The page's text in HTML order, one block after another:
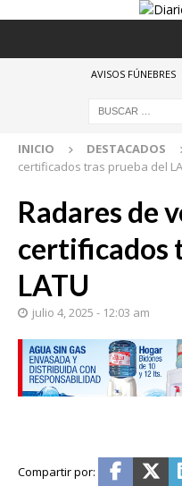
AVISOS FÚNEBRES
INICIO DESTACADOS
certificados tras prueba del
Radares de
certificados
LATU
julio 4, 2025 - 12:03 am